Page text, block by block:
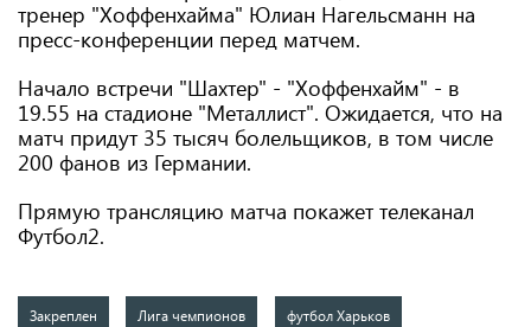
тренер "Хоффенхайма" Юлиан Нагельсманн на
пресс-конференции перед матчем.
Начало встречи "Шахтер" - "Хоффенхайм" - в
19.55 на стадионе "Металлист". Ожидается, что на
матч придут 35 тысяч болельщиков, в том числе
200 фанов из Германии.
Прямую трансляцию матча покажет телеканал
Футбол2.
Закреплен Лига чемпионов футбол Харьков